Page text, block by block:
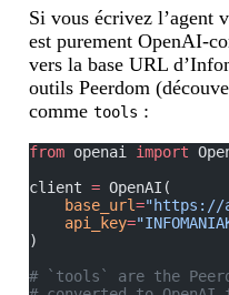
Si vous écrivez l’agent
est purement OpenAI-
vers la base URL
outils Peerdom
comme tools :
from openai import
client = OpenAI(
    base_url
="https://
    api_key
=
)
# `tools` are the